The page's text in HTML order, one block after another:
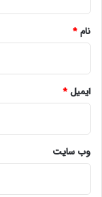
نام*
ایمیل*
وب‌ سایت